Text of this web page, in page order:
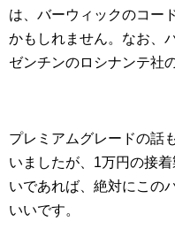
は、バーウィックのコー
かもしれません。なお、
ゼンチンのロシナンテ社
プレミアムグレードの話
いましたが、1万円の接
いであれば、絶対にこの
いいです。